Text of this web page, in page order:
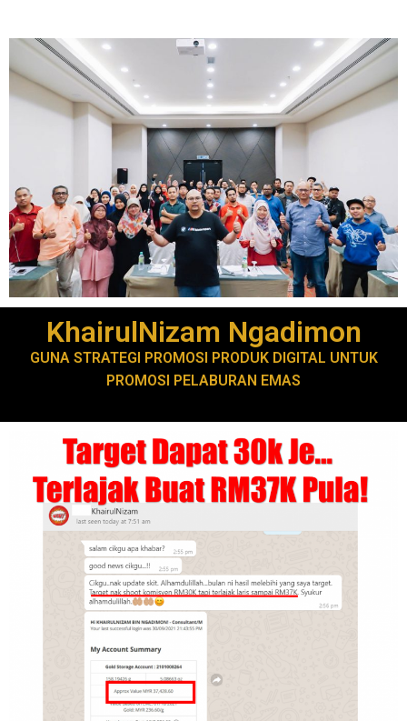
KhairulNizam Ngadimon
GUNA STRATEGI PROMOSI PRODUK DIGITAL UNTUK
PROMOSI PELABURAN EMAS